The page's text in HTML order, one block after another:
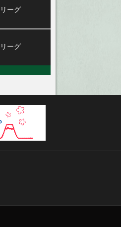
ーグ
ーグ